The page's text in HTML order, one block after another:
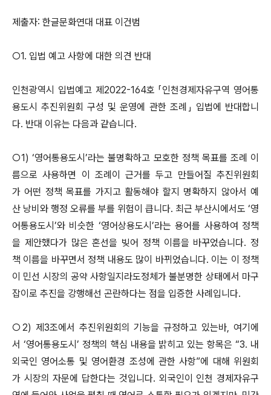
제출자: 한글문화연대 대표 이건범
○1. 입법 예고 사항에 대한 의견 반대
인천광역시 입법예고 제2022-164호 「인천경제자유구역 영어통
용도시 추진위원회 구성 및 운영에 관한 조례」 입법에 반대합니
다. 반대 이유는 다음과 같습니다.
○1) ‘영어통용도시’라는 불명확하고 모호한 정책 목표를 조례 이
름으로 사용하면 이 조례이 근거를 두고 만들어질 추진위원회
가 어떤 정책 목표를 가지고 활동해야 할지 명확하지 않아서 예
산 낭비와 행정 오류를 부를 위험이 큽니다. 최근 부산시에서도 ‘영
어통용도시’와 비슷한 ‘영어상용도시’라는 용어를 사용하여 정책
을 제안했다가 많은 혼선을 빚어 정책 이름을 바꾸었습니다. 정
책 이름을 바꾸면서 정책 내용도 많이 바뀌었습니다. 이는 이 정책
이 민선 시장의 공약 사항일지라도정체가 불분명한 상태에서 마구
잡이로 추진을 강행해선 곤란하다는 점을 입증한 사례입니다.
○2) 제3조에서 추진위원회의 기능을 규정하고 있는바, 여기에
서 ‘영어통용도시’ 정책의 핵심 내용을 밝히고 있는 항목은 “3. 내
외국인 영어소통 및 영어환경 조성에 관한 사항”에 대해 위원회
가 시장의 자문에 답한다는 것입니다. 외국인이 인천 경제자유구